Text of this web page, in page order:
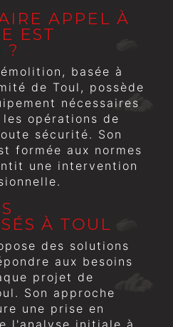
APPEL À
EST
?
basée à
de Toul, possède
nécessaires
opérations de
sécurité. Son
formée aux normes
une intervention
À TOUL
des solutions
aux besoins
projet de
Son approche
une prise en
l'analyse initiale à